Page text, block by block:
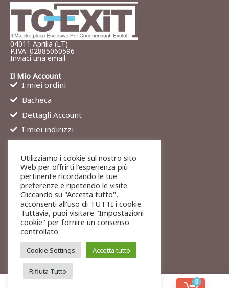
0
04011 Aprilia (LT)
P.IVA: 02885060596
Inviaci una email
Il Mio Account
I miei ordini
Bacheca
Dettagli Account
I miei indirizzi
Chi siamo
Services
Blog
Contatti
Legali
Termini di servizio
Resi e rimborsi
Utilizziamo i cookie sul nostro sito
Web per offrirti l'esperienza più
pertinente ricordando le tue
preferenze e ripetendo le visite.
Cliccando su "Accetta tutto",
acconsenti all'uso di TUTTI i cookie.
Tuttavia, puoi visitare "Impostazioni
cookie" per fornire un consenso
controllato.
Cookie Settings Accetta tutto
Rifiuta Tutto